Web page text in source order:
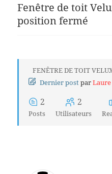
Fenêtre de toit
position fermé
FENÊTRE DE TOIT
Dernier postparLaure
2
Posts
2
Utilisateurs